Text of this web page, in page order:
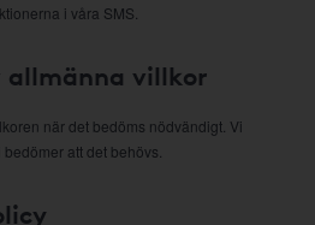
i våra SMS.
allmänna villkor
när det bedöms nödvändigt. Vi
att det behövs.